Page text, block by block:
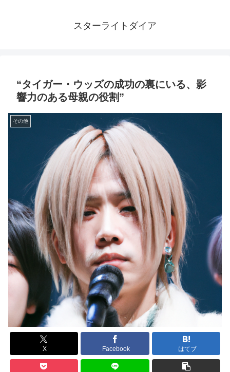
スターライトダイア
“タイガー・ウッズの成功の裏にいる、影
響力のある母親の役割”
その他
X Facebook はてブ